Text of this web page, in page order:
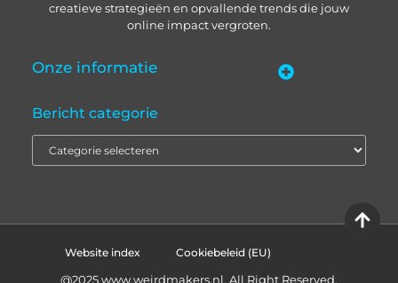
creatieve strategieën en opvallende trends die jouw
online impact vergroten.
Onze informatie
Bericht categorie
Website index Cookiebeleid (EU)
@2025 www.weirdmakers.nl. All Right Reserved.